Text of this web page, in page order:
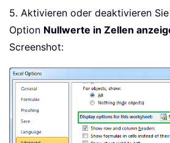
5. Aktivieren oder deaktivieren
Option Nullwerte in Zellen
Screenshot: